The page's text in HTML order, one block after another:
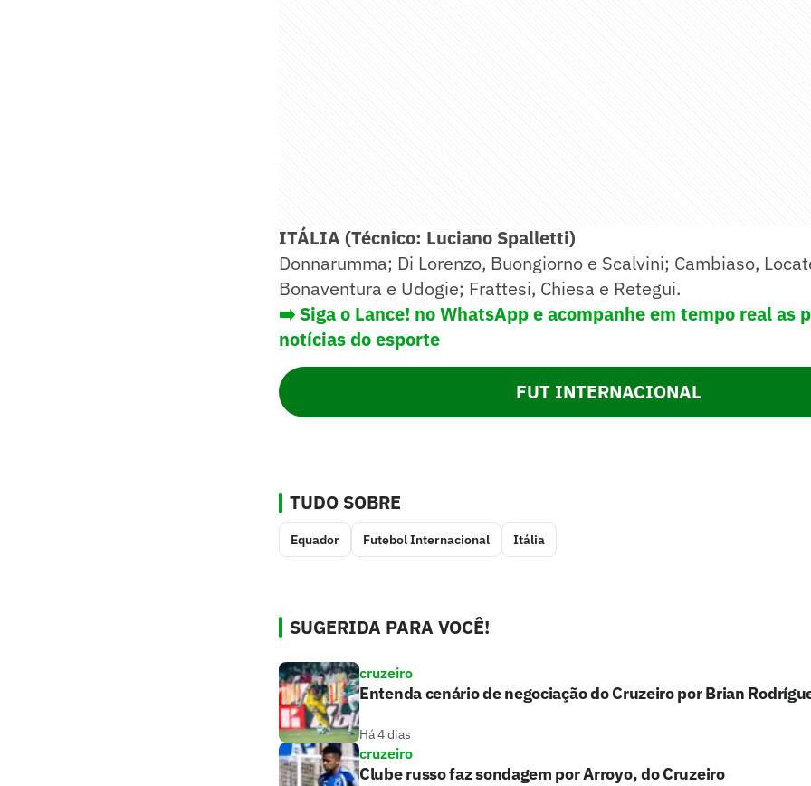
ITÁLIA (Técnico: Luciano Spalletti)
Donnarumma; Di Lorenzo, Buongiorno e Scalvini; Cambiaso,
Bonaventura e Udogie; Frattesi, Chiesa e Retegui.
➡️ Siga o Lance! no WhatsApp e acompanhe em tempo real as
notícias do esporte
FUT INTERNACIONAL
TUDO SOBRE
Equador Futebol Internacional Itália
SUGERIDA PARA VOCÊ!
cruzeiro
Entenda cenário de negociação do Cruzeiro por Brian
Há 4 dias
cruzeiro
Clube russo faz sondagem por Arroyo, do Cruzeiro